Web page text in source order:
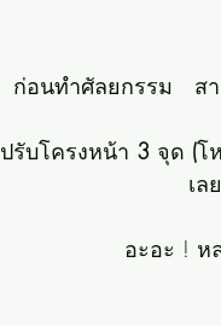
ก่อนทำศัลยกรรม   ส
ปรับโครงหน้า 3 จุด (โ
เล
อะอะ ! ห